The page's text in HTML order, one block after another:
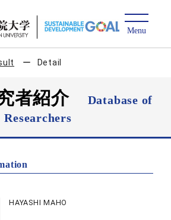
Detail
者紹介
Database of
Researchers
HAYASHI MAHO